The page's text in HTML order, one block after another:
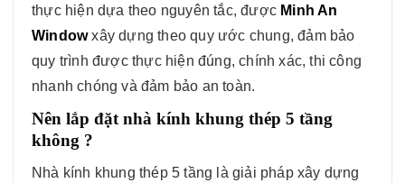
thực hiện dựa theo nguyên tắc, được Minh An
Window xây dựng theo quy ước chung, đảm bảo
quy trình được thực hiện đúng, chính xác, thi công
nhanh chóng và đảm bảo an toàn.
Nên lắp đặt nhà kính khung thép 5 tầng
không ?
Nhà kính khung thép 5 tầng là giải pháp xây dựng